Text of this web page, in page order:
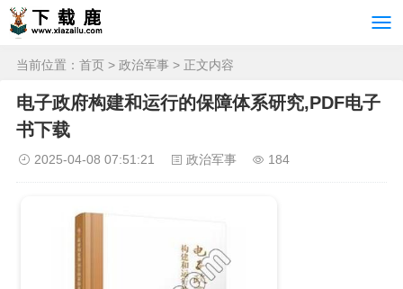
当前位置： 首页 > 政治军事 > 正文内容
电子政府构建和运行的保障体系研究,PDF电子
书下载
2025-04-08 07:51:21 政治军事 184